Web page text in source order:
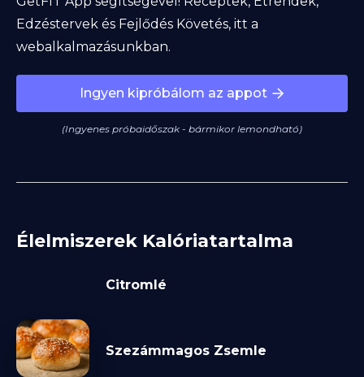
Edzéstervek és Fejlődés Követés, itt a
webalkalmazásunkban.
Ingyen kipróbálom az appot
(Ingyenes próbaidőszak - bármikor lemondható)
Élelmiszerek Kalóriatartalma
Citromlé
Szezámmagos Zsemle